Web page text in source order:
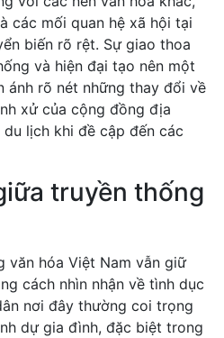
các mối quan hệ xã hội tại
biến rõ rệt. Sự giao thoa
và hiện đại tạo nên một
ánh rõ nét những thay đổi về
xử của cộng đồng địa
lịch khi đề cập đến các
truyền thống
văn hóa Việt Nam vẫn giữ
cách nhìn nhận về tình dục
nơi đây thường coi trọng
dự gia đình, đặc biệt trong